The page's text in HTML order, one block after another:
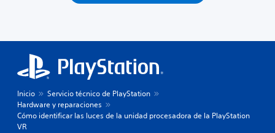
Inicio
Servicio técnico de PlayStation
Hardware y reparaciones
Cómo identificar las luces de la unidad procesadora de la PlayStation
VR